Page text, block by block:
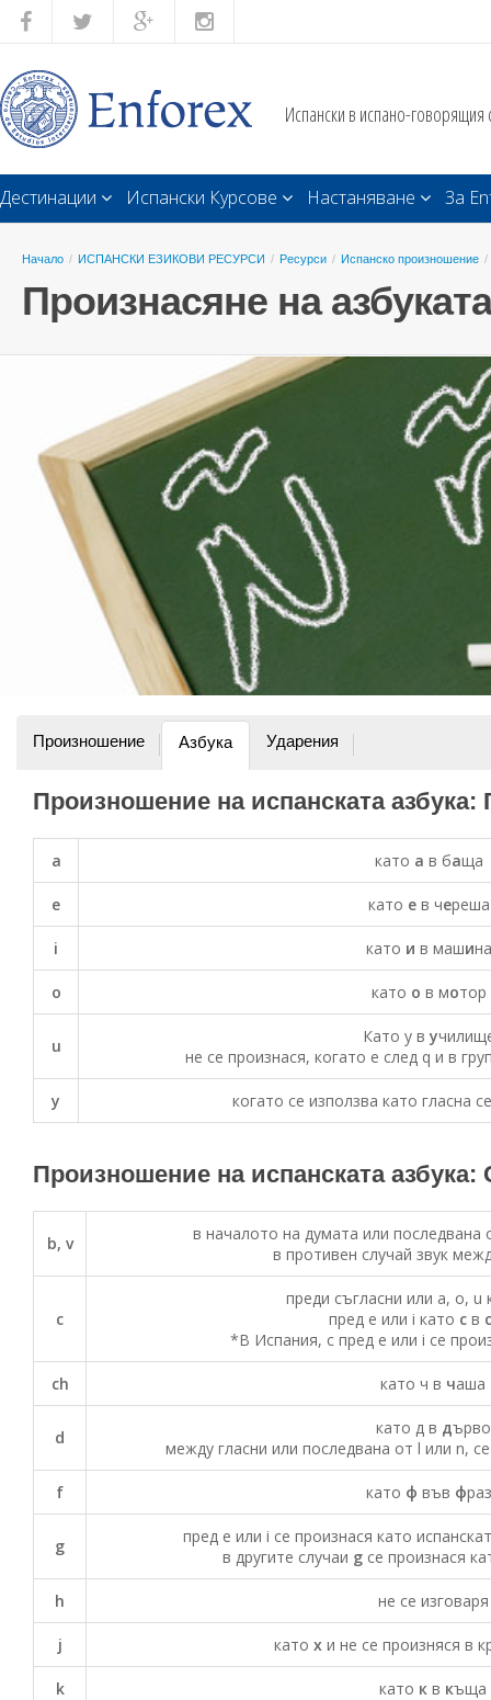
Испански в испано-говорящия
Дестинации Испански Курсове Настаняване За
Начало / ИСПАНСКИ ЕЗИКОВИ РЕСУРСИ / Ресурси / Испанско произношение /
Произнасяне на азбуката
Произношение Азбука Ударения
Произношение на испанската азбука:
a като а в баща
e като е в череша
i като и в машина
o като о в мотор
u Като у в у
не се произнася, когато е след q и в
y когато се използва като гласна
Произношение на испанската азбука:
b, v
в началото на думата или последвана
в противен случай звук
c
преди съгласни или a, o, u
пред e или i като св с
*В Испания, c пред e или i се
ch като ч в чаша
d като д в дърво
между гласни или последвана от l или n,
f като ф във ф
g
пред e или i се произнася като
в другите случаи g се произнася
h не се изговаря
j като х и не се произняся в
k като к в къща